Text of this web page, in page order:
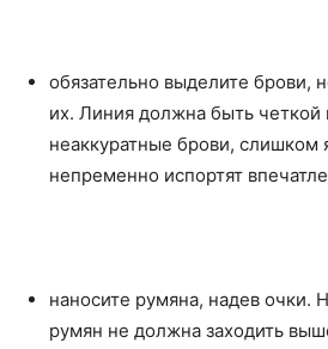
обязательно выделите брови,
их. Линия должна быть
неаккуратные брови, слишком
непременно испортят
наносите румяна, надев очки.
румян не должна заходить